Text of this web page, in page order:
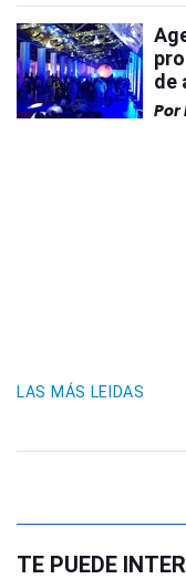
de
Por
LAS MÁS LEIDAS
TE PUEDE